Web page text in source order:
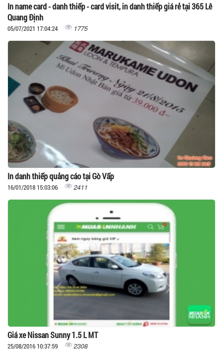
In name card - danh thiếp - card visit, in danh thiếp giá rẻ tại 365 Lê
Quang Định
05/07/2021 17:04:24 1775
In danh thiếp quảng cáo tại Gò Vấp
16/01/2018 15:03:06 2411
Giá xe Nissan Sunny 1.5 L MT
25/08/2016 10:37:59 2308